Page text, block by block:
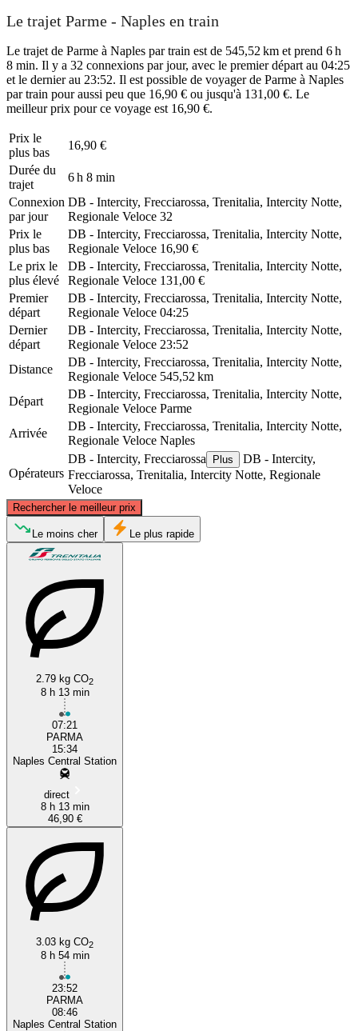
Le trajet Parme - Naples en train
Le trajet de Parme à Naples par train est de 545,52 km et prend 6 h
8 min. Il y a 32 connexions par jour, avec le premier départ au 04:25
et le dernier au 23:52. Il est possible de voyager de Parme à Naples
par train pour aussi peu que 16,90 € ou jusqu'à 131,00 €. Le
meilleur prix pour ce voyage est 16,90 €.
Prix ​​le
plus bas
16,90 €
Durée du
trajet
6 h 8 min
Connexion
par jour
DB - Intercity, Frecciarossa, Trenitalia, Intercity Notte,
Regionale Veloce 32
Prix ​​le
plus bas
DB - Intercity, Frecciarossa, Trenitalia, Intercity Notte,
Regionale Veloce 16,90 €
Le prix le
plus élevé
DB - Intercity, Frecciarossa, Trenitalia, Intercity Notte,
Regionale Veloce 131,00 €
Premier
départ
DB - Intercity, Frecciarossa, Trenitalia, Intercity Notte,
Regionale Veloce 04:25
Dernier
départ
DB - Intercity, Frecciarossa, Trenitalia, Intercity Notte,
Regionale Veloce 23:52
Distance
DB - Intercity, Frecciarossa, Trenitalia, Intercity Notte,
Regionale Veloce 545,52 km
Départ
DB - Intercity, Frecciarossa, Trenitalia, Intercity Notte,
Regionale Veloce Parme
Arrivée
DB - Intercity, Frecciarossa, Trenitalia, Intercity Notte,
Regionale Veloce Naples
Opérateurs
DB - Intercity, Frecciarossa Plus
DB - Intercity,
Frecciarossa, Trenitalia, Intercity Notte, Regionale
Veloce
Rechercher le meilleur prix
Parma
Le moins cher Le plus rapide
2.79 kg CO2
8 h 13 min
07:21
PARMA
15:34
Naples Central Station
direct
8 h 13 min
46,90 €
3.03 kg CO2
8 h 54 min
23:52
PARMA
08:46
Naples Central Station